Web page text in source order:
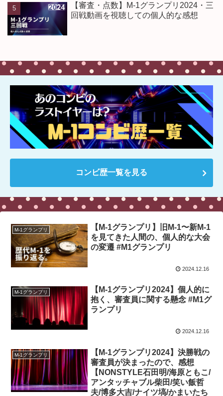
【審査・点数】M-1グランプリ2024・三
回戦動画を視聴しての個人的な感想
コンビ歴一覧を見る
M-1グランプリ
【M-1グランプリ】旧M-1〜新M-1
を見てきた人間の、個人的な大会
の変遷 #M1グランプリ
2024.12.16
M-1グランプリ
【M-1グランプリ2024】個人的に
抱く、審査員に関する懸念 #M1グ
ランプリ
2024.12.16
M-1グランプリ
【M-1グランプリ2024】決勝戦の
審査員が決まったので、感想
【NONSTYLE石田明/海原ともこ/
アンタッチャブル柴田/笑い飯哲
夫/博多大吉/ナイツ塙/かまいたち